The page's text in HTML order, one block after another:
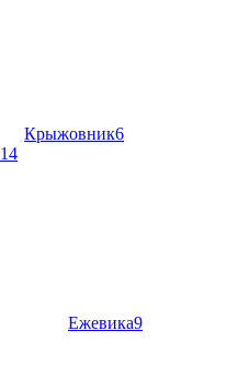
Крыжовник6
14
Ежевика9